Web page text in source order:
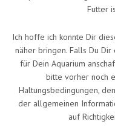
Futter
Ich hoffe ich konnte Dir
näher bringen. Falls Du
für Dein Aquarium
bitte vorher noch
Haltungsbedingungen,
der allgemeinen
auf